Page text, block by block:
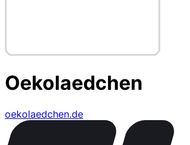
Oekolaedchen
oekolaedchen.de